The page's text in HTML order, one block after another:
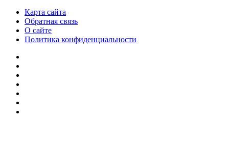
Карта сайта
Обратная связь
О сайте
Политика конфиденциальности